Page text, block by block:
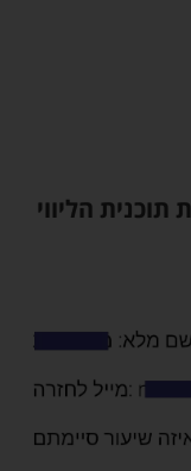
הליווי